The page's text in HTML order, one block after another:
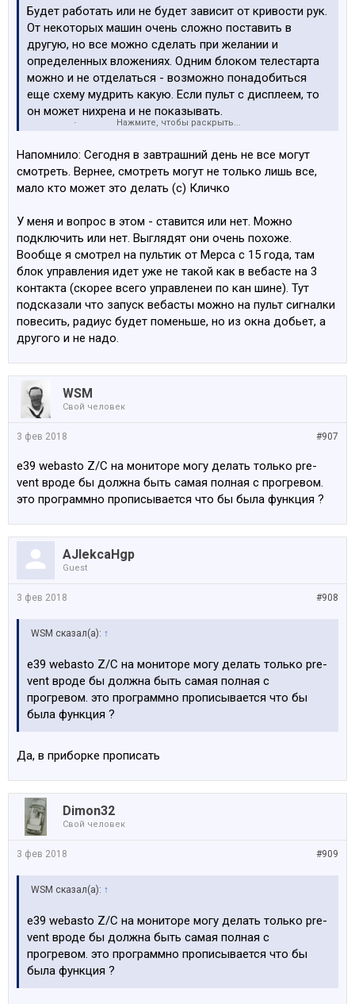
Будет работать или не будет зависит от кривости рук.
От некоторых машин очень сложно поставить в
другую, но все можно сделать при желании и
определенных вложениях. Одним блоком телестарта
можно и не отделаться - возможно понадобиться
еще схему мудрить какую. Если пульт с дисплеем, то
он может нихрена и не показывать.
P.S. Так бы и написал - от шкоды и мерса пульты
присматриваешься. Нет смысла. Ставь универсальный.
А вообще что за таз куда пытаешься телестарт
примастырить? Вебаста штатная?
Нажмите, чтобы раскрыть...
Напомнило: Сегодня в завтрашний день не все могут
смотреть. Вернее, смотреть могут не только лишь все,
мало кто может это делать (с) Кличко
У меня и вопрос в этом - ставится или нет. Можно
подключить или нет. Выглядят они очень похоже.
Вообще я смотрел на пультик от Мерса с 15 года, там
блок управления идет уже не такой как в вебасте на 3
контакта (скорее всего управленеи по кан шине). Тут
подсказали что запуск вебасты можно на пульт сигналки
повесить, радиус будет поменьше, но из окна добьет, а
другого и не надо.
WSM
Свой человек
#907
3 фев 2018
e39 webasto Z/C на мониторе могу делать только pre-
vent вроде бы должна быть самая полная с прогревом.
это программно прописывается что бы была функция ?
AJlekcaHgp
Guest
#908
3 фев 2018
WSM сказал(а): ↑
e39 webasto Z/C на мониторе могу делать только pre-
vent вроде бы должна быть самая полная с
прогревом. это программно прописывается что бы
была функция ?
Да, в приборке прописать
Dimon32
Свой человек
#909
3 фев 2018
WSM сказал(а): ↑
e39 webasto Z/C на мониторе могу делать только pre-
vent вроде бы должна быть самая полная с
прогревом. это программно прописывается что бы
была функция ?